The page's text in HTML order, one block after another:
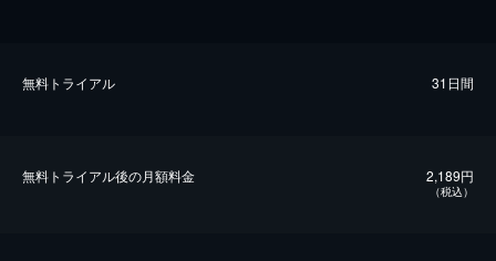
無料トライアル 31日間
無料トライアル後の⽉額料金 2,189円
（税込）